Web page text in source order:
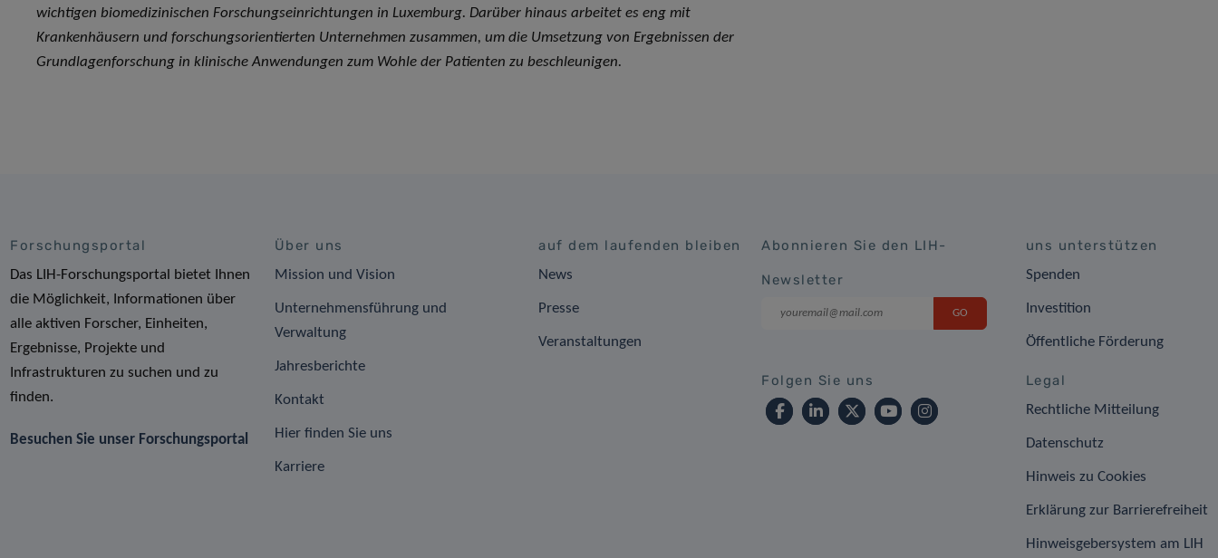
wichtigen biomedizinischen Forschungseinrichtungen in Luxemburg. Darüber hinaus arbeitet es eng mit
Krankenhäusern und forschungsorientierten Unternehmen zusammen, um die Umsetzung von Ergebnissen der
Grundlagenforschung in klinische Anwendungen zum Wohle der Patienten zu beschleunigen.
Forschungsportal
Das LIH-Forschungsportal bietet Ihnen
die Möglichkeit, Informationen über
alle aktiven Forscher, Einheiten,
Ergebnisse, Projekte und
Infrastrukturen zu suchen und zu
finden.
Besuchen Sie unser Forschungsportal
Über uns
Mission und Vision
Unternehmensführung und
Verwaltung
Jahresberichte
Kontakt
Hier finden Sie uns
Karriere
auf dem laufenden bleiben
News
Presse
Veranstaltungen
Abonnieren Sie den LIH-
Newsletter
Folgen Sie uns
uns unterstützen
Spenden
Investition
Öffentliche Förderung
Legal
Rechtliche Mitteilung
Datenschutz
Hinweis zu Cookies
Erklärung zur Barrierefreiheit
Hinweisgebersystem am LIH